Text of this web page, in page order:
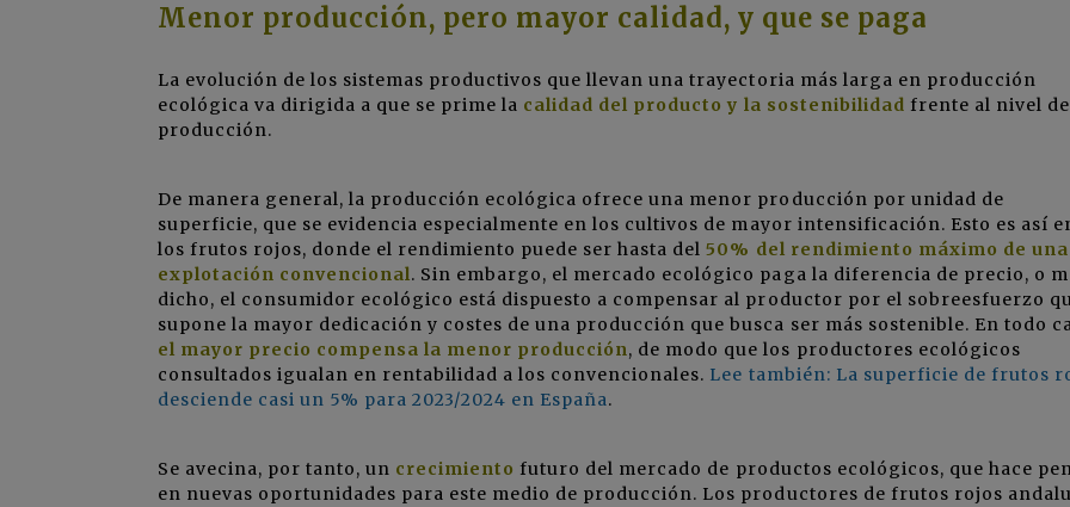
Menor producción, pero mayor calidad, y que se paga
La evolución de los sistemas productivos que llevan una trayectoria más larga en producción
ecológica va dirigida a que se prime la calidad del producto y la sostenibilidad frente al nivel de
producción.
De manera general, la producción ecológica ofrece una menor producción por unidad de
superficie, que se evidencia especialmente en los cultivos de mayor intensificación. Esto es así
los frutos rojos, donde el rendimiento puede ser hasta del 50% del rendimiento máximo de una
explotación convencional. Sin embargo, el mercado ecológico paga la diferencia de precio, o
dicho, el consumidor ecológico está dispuesto a compensar al productor por el sobreesfuerzo
supone la mayor dedicación y costes de una producción que busca ser más sostenible. En todo
el mayor precio compensa la menor producción, de modo que los productores ecológicos
consultados igualan en rentabilidad a los convencionales. Lee también: La superficie de frutos
desciende casi un 5% para 2023/2024 en España.
Se avecina, por tanto, un crecimiento futuro del mercado de productos ecológicos, que hace
en nuevas oportunidades para este medio de producción. Los productores de frutos rojos